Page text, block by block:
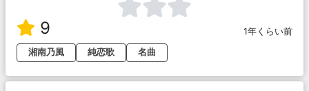
9
1年くらい前
湘南乃風
純恋歌 名曲